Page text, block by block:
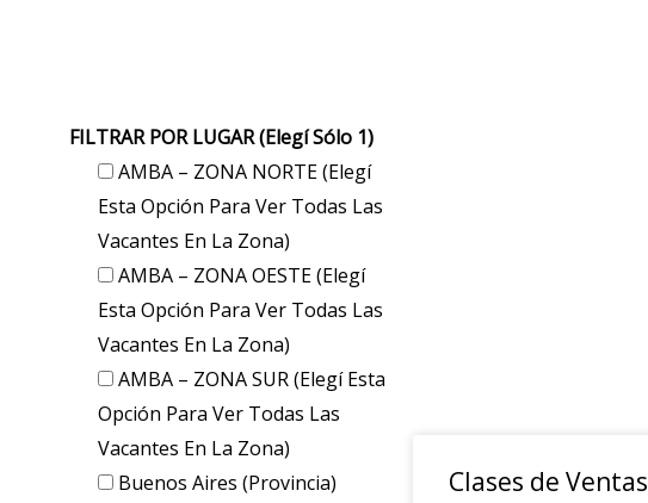
FILTRAR POR LUGAR (elegí Sólo 1)
AMBA – ZONA NORTE (elegí
Esta Opción Para Ver Todas Las
Vacantes En La Zona)
AMBA – ZONA OESTE (elegí
Esta Opción Para Ver Todas Las
Vacantes En La Zona)
AMBA – ZONA SUR (elegí Esta
Opción Para Ver Todas Las
Vacantes En La Zona)
Buenos Aires (provincia)
Clases de Ventas